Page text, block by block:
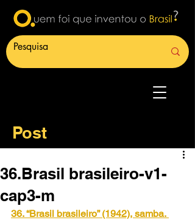
Post
36.Brasil brasileiro-v1-
cap3-m
36. “Brasil brasileiro” (1942), samba.